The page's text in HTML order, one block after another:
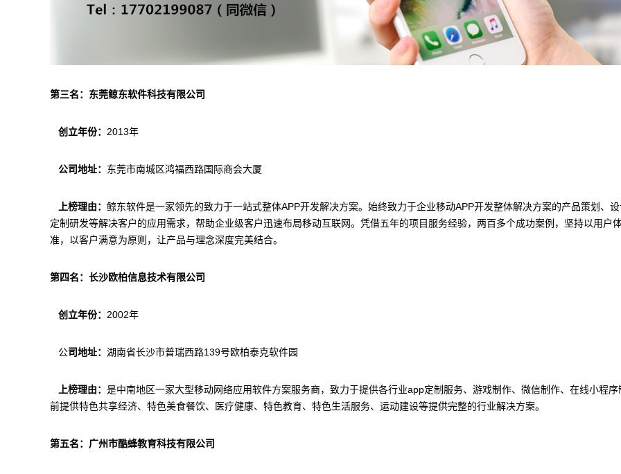
第三名：东莞鲸东软件科技有限公司
创立年份： 2013年
公司地址： 东莞市南城区鸿福西路国际商会大厦
上榜理由： 鲸东软件是一家领先的致力于一站式整体APP开发解决方案。始终致力于企业移动APP开发整体解决方案的产品策划、
定制研发等解决客户的应用需求，帮助企业级客户迅速布局移动互联网。凭借五年的项目服务经验，两百多个成功案例，坚持以用户
准，以客户满意为原则，让产品与理念深度完美结合。
第四名：长沙欧柏信息技术有限公司
创立年份： 2002年
公司地址： 湖南省长沙市普瑞西路139号欧柏泰克软件园
上榜理由： 是中南地区一家大型移动网络应用软件方案服务商，致力于提供各行业app定制服务、游戏制作、微信制作、在线小程序
前提供特色共享经济、特色美食餐饮、医疗健康、特色教育、特色生活服务、运动建设等提供完整的行业解决方案。
第五名：广州市酷蜂教育科技有限公司